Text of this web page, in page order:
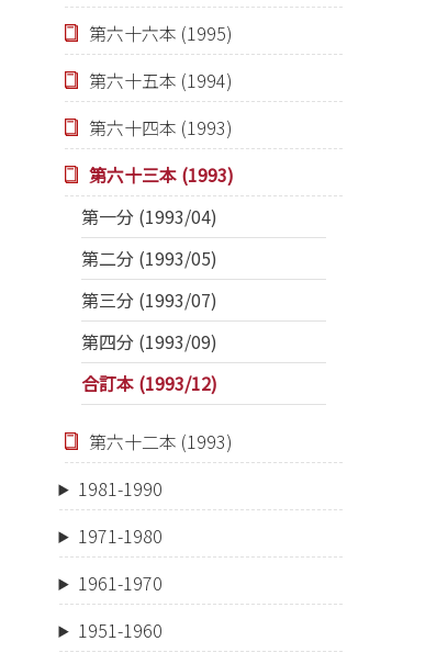
第六十六本 (1995)
第六十五本 (1994)
第六十四本 (1993)
第六十三本 (1993)
第一分 (1993/04)
第二分 (1993/05)
第三分 (1993/07)
第四分 (1993/09)
合訂本 (1993/12)
第六十二本 (1993)
1981-1990
1971-1980
1961-1970
1951-1960